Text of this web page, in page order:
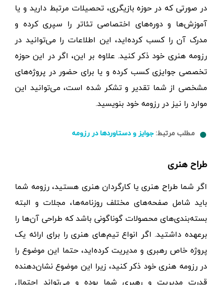
در صورتی که در حوزه بازیگری، تحصیلات مرتبط دارید و یا
آموزش‌ها و دوره‌های اختصاصی تئاتر را سپری کرده و
مدرک آن را کسب کرده‌اید، این اطلاعات را می‌توانید در
رزومه هنری خود ذکر کنید. علاوه بر این، اگر در این حوزه
تخصصی جوایزی کسب کرده و یا برای حضور در پروژه‌های
مشخصی از شما تقدیر و تشکر شده است، می‌توانید این
موارد را نیز در رزومه خود بنویسید.
مطلب مرتبط:جوایز و دستاوردها در رزومه
طراح هنری
اگر شما طراح هنری یا کارگردان هنری هستید، رزومه شما
باید شامل صفحه‌های مختلف روزنامه‌ها، مجلات و البته
بسته‌بندی‌های محصولات گوناگونی باشد که طراحی آن‌ها را
برعهده داشتید. اگر انواع تیم‌های هنری را برای ارائه یک
پروژه خاص رهبری و مدیریت کرده‌اید، حتما این موضوع را
در رزومه هنری خود ذکر کنید، زیرا این موضوع نشان‌دهنده
قدرت مدیریت و رهبری شما بوده و می‌تواند احتمال